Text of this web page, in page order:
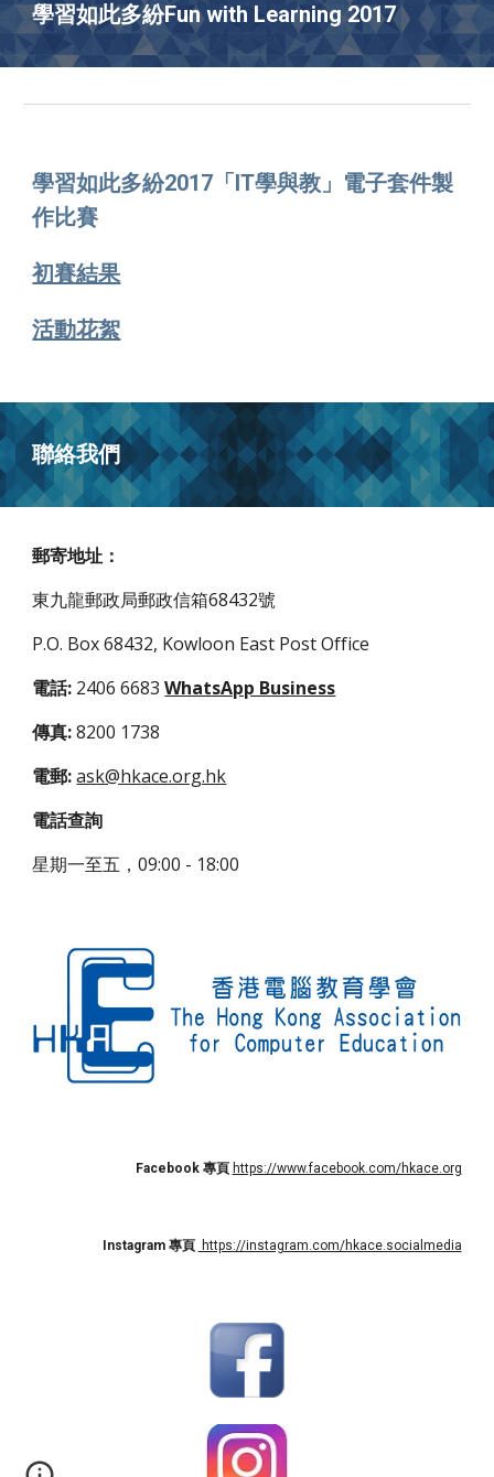
學習如此多紛Fun with Learning 2017
學習如此多紛2017「IT學與教」電子套件製
作比賽
初賽結果
活動花絮
聯絡我們
郵寄地址：
東九龍郵政局郵政信箱68432號
P.O. Box 68432, Kowloon East Post Office
電話: 2406 6683WhatsApp Business
傳真:8200 1738
電郵:ask@hkace.org.hk
電話查詢
星期一至五，09:00 - 18:00
Facebook 專頁 https://www.facebook.com/hkace.org
Instagram專頁 https://instagram.com/hkace.socialmedia